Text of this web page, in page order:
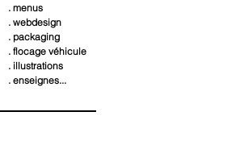
. menus
. webdesign
. packaging
. flocage véhicule
. illustrations
. enseignes...